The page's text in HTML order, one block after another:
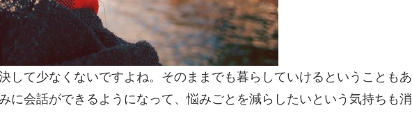
して少なくないですよね。そのままでも暮らしていけるということもあ
に会話ができるようになって、悩みごとを減らしたいという気持ちも消